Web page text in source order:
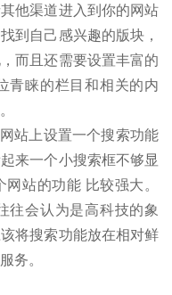
他渠道进入到你的网站
到自己感兴趣的版块，
而且还需要设置丰富的
青睐的栏目和相关的内
站上设置一个搜索功能
来一个小搜索框不够显
站的功能 比较强大。
往会认为是高科技的象
将搜索功能放在相对鲜
务。